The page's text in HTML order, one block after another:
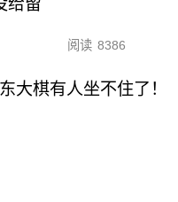
给留
阅读 8386
大棋有人坐不住了！